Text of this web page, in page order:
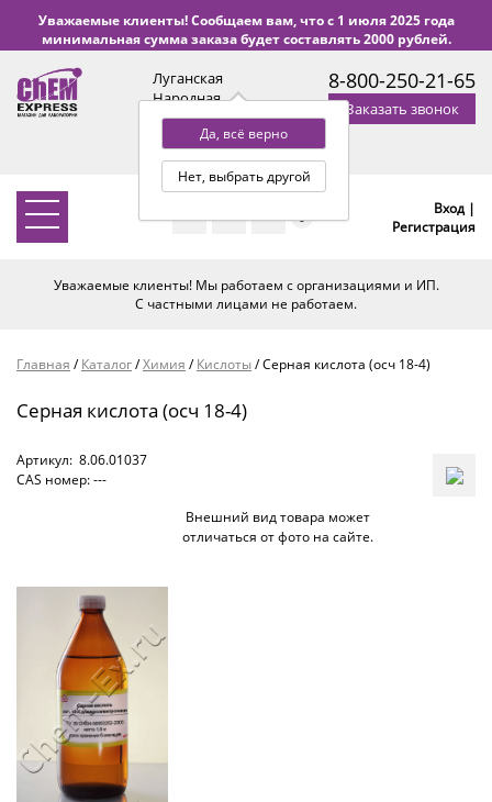
Уважаемые клиенты! Сообщаем вам, что с 1 июля 2025 года
минимальная сумма заказа будет составлять 2000 рублей.
Луганская
Народная
Республика
Да, всё верно
Нет, выбрать другой
с 9:00 до 18:00 по Уфе
(+2 МСК)
8-800-250-21-65
Заказать звонок
0
Вход |
Регистрация
Уважаемые клиенты! Мы работаем с организациями и ИП.
С частными лицами не работаем.
Главная /Каталог/Химия /Кислоты/Серная кислота (осч 18-4)
Серная кислота (осч 18-4)
Артикул: 8.06.01037
CAS номер: ---
Внешний вид товара может
отличаться от фото на сайте.